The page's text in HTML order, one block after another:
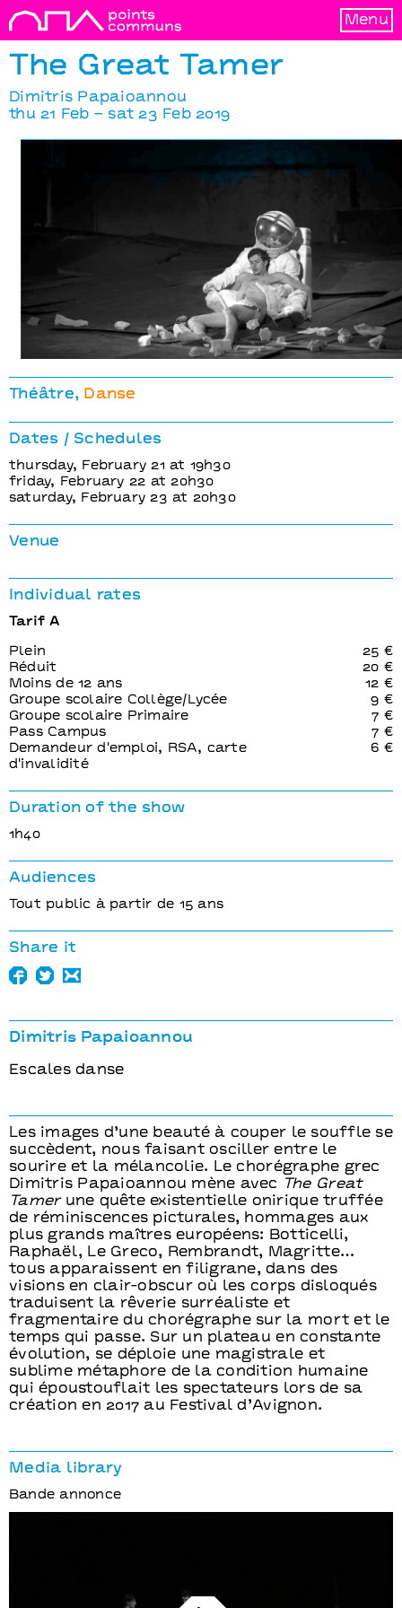
Menu
The Great Tamer
Dimitris Papaioannou
thu 21 Feb – sat 23 Feb 2019
The Great Tamer
Dimitris Papaioannou
Dimitris Papaioannou
Escales danse
Les images d’une beauté à couper le souffle se
succèdent, nous faisant osciller entre le
sourire et la mélancolie. Le chorégraphe grec
Dimitris Papaioannou mène avec
The Great
Tamerune quête existentielle onirique truffée
de réminiscences picturales, hommages aux
plus grands maîtres européens: Botticelli,
Raphaël, Le Greco, Rembrandt, Magritte…
tous apparaissent en filigrane, dans des
visions en clair-obscur où les corps disloqués
traduisent la rêverie surréaliste et
fragmentaire du chorégraphe sur la mort et le
temps qui passe. Sur un plateau en constante
évolution, se déploie une magistrale et
sublime métaphore de la condition humaine
qui époustouflait les spectateurs lors de sa
création en 2017 au Festival d’Avignon.
Media library
Bande annonce
Théâtre Danse
Dates / Schedules
thursday, February 21 at 19h30
friday, February 22 at 20h30
saturday, February 23 at 20h30
Venue
Individual rates
Tarif A
Plein
25 €
Réduit
20 €
Moins de 12 ans
12 €
Groupe scolaire Collège/Lycée
9 €
Groupe scolaire Primaire
7 €
Pass Campus
7 €
Demandeur d'emploi, RSA, carte
d'invalidité
6 €
Duration of the show
1h40
Audiences
Tout public à partir de 15 ans
Share it